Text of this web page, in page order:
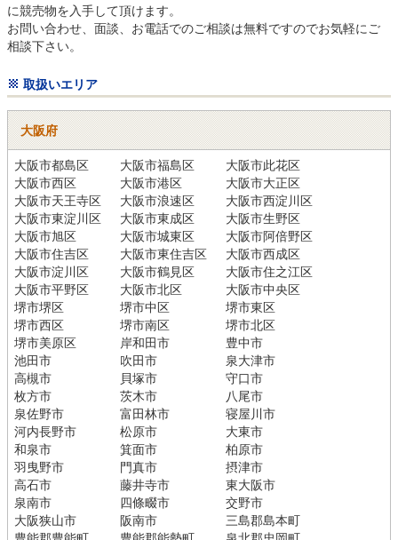
に競売物を入手して頂けます。
お問い合わせ、面談、お電話でのご相談は無料ですのでお気軽にご
相談下さい。
取扱いエリア
大阪府
大阪市都島区 大阪市福島区
大阪市此花区
大阪市西区
大阪市港区
大阪市大正区
大阪市天王寺区
大阪市浪速区
大阪市西淀川区
大阪市東淀川区
大阪市東成区
大阪市生野区
大阪市旭区
大阪市城東区
大阪市阿倍野区
大阪市住吉区
大阪市東住吉区
大阪市西成区
大阪市淀川区
大阪市鶴見区
大阪市住之江区
大阪市平野区
大阪市北区
大阪市中央区
堺市堺区
堺市中区
堺市東区
堺市西区
堺市南区
堺市北区
堺市美原区
岸和田市
豊中市
池田市
吹田市
泉大津市
高槻市
貝塚市
守口市
枚方市
茨木市
八尾市
泉佐野市
富田林市
寝屋川市
河内長野市
松原市
大東市
和泉市
箕面市
柏原市
羽曳野市
門真市
摂津市
高石市
藤井寺市
東大阪市
泉南市
四條畷市
交野市
大阪狭山市
阪南市
三島郡島本町